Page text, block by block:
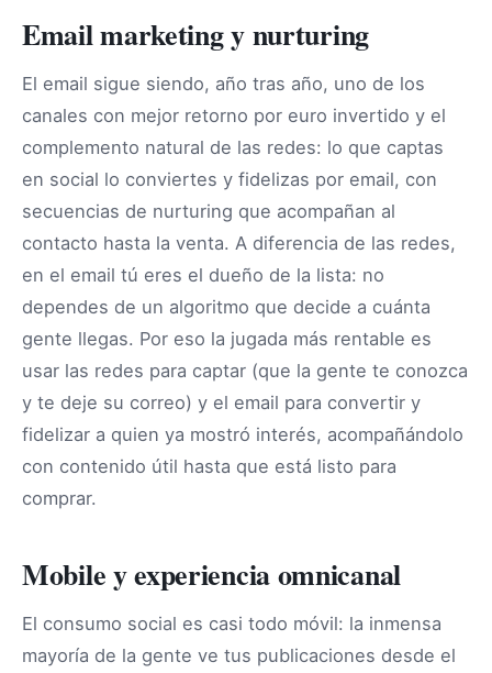
Email marketing y nurturing
El email sigue siendo, año tras año, uno de los
canales con mejor retorno por euro invertido y el
complemento natural de las redes: lo que captas
en social lo conviertes y fidelizas por email, con
secuencias de nurturing que acompañan al
contacto hasta la venta. A diferencia de las redes,
en el email tú eres el dueño de la lista: no
dependes de un algoritmo que decide a cuánta
gente llegas. Por eso la jugada más rentable es
usar las redes para captar (que la gente te conozca
y te deje su correo) y el email para convertir y
fidelizar a quien ya mostró interés, acompañándolo
con contenido útil hasta que está listo para
comprar.
Mobile y experiencia omnicanal
El consumo social es casi todo móvil: la inmensa
mayoría de la gente ve tus publicaciones desde el